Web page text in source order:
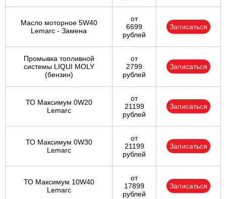
Масло моторное 5W40
Lemarc - Замена
от
6699
рублей
Записаться
Промывка топливной
системы LIQUI MOLY
(бензин)
от
2799
рублей
Записаться
ТО Максимум 0W20
Lemarc
от
21199
рублей
Записаться
ТО Максимум 0W30
Lemarc
от
21199
рублей
Записаться
ТО Максимум 10W40
Lemarc
от
17899
рублей
Записаться